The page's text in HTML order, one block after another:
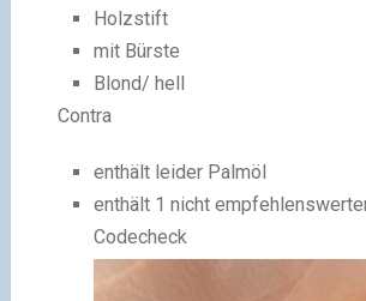
Holzstift
mit Bürste
Blond/ hell
Contra
enthält leider Palmöl
enthält 1 nicht
Codecheck